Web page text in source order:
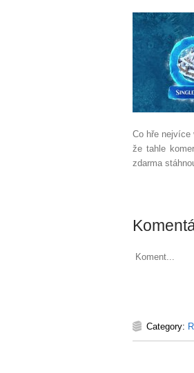
Co hře nejvíce
že tahle
zdarma
Koment...
Category: